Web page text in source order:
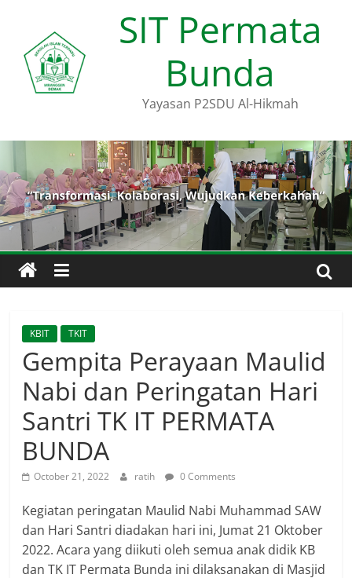
content
SIT Permata
Bunda
Yayasan P2SDU Al-Hikmah
KBIT TKIT
Gempita Perayaan Maulid
Nabi dan Peringatan Hari
Santri TK IT PERMATA
BUNDA
October 21, 2022 ratih 0 Comments
Kegiatan peringatan Maulid Nabi Muhammad SAW
dan Hari Santri diadakan hari ini, Jumat 21 Oktober
2022. Acara yang diikuti oleh semua anak didik KB
dan TK IT Permata Bunda ini dilaksanakan di Masjid